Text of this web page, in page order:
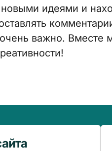
новыми идеями и
важно. Вместе